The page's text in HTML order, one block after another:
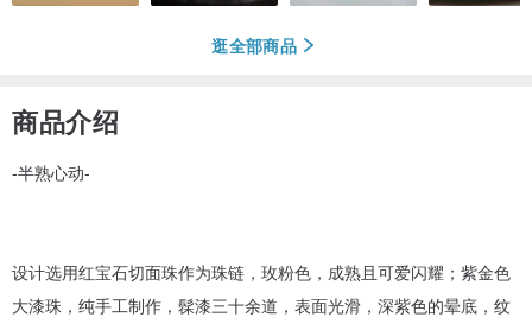
逛全部商品
商品介绍
-半熟心动-
设计选用红宝石切面珠作为珠链，玫粉色，成熟且可爱闪耀；紫金色
大漆珠，纯手工制作，髹漆三十余道，表面光滑，深紫色的晕底，纹